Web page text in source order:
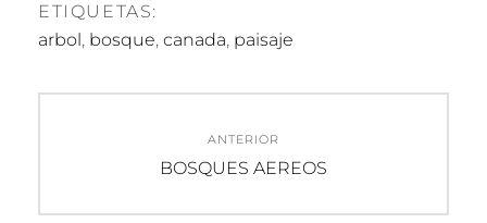
ETIQUETAS:
arbol, bosque, canada, paisaje
entradas
ANTERIOR
Entrada
BOSQUES AEREOS